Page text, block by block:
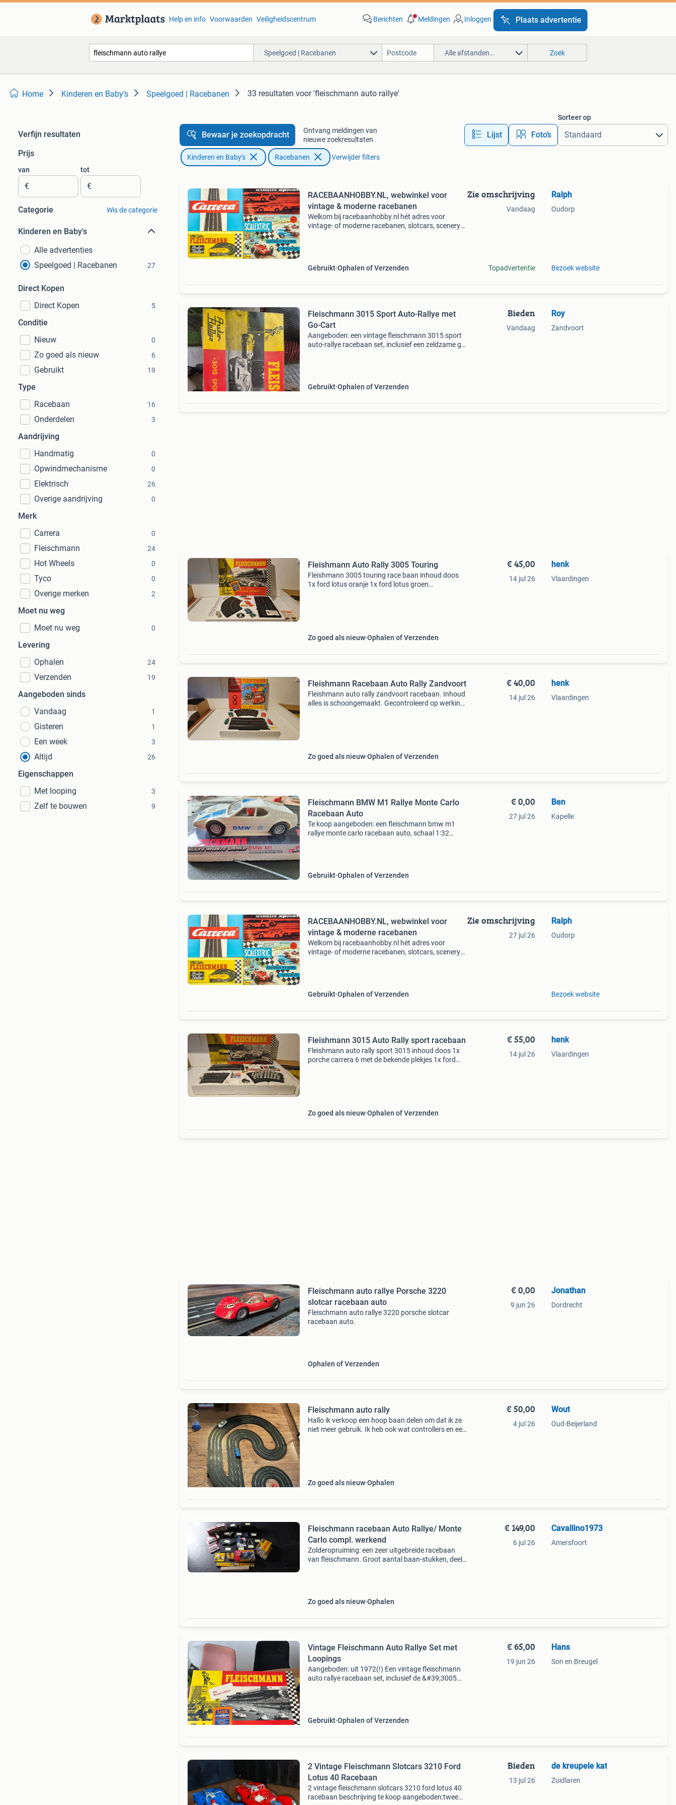
Help en info Voorwaarden Veiligheidscentrum Berichten Meldingen Inloggen Plaats advertentie
Speelgoed | Racebanen Alle afstanden… Zoek
Home Kinderen en Baby's Speelgoed | Racebanen 33 resultaten voor 'fleischmann auto rallye'
Verfijn resultaten
Prijs
van
€
tot
€
Categorie Wis de categorie
Kinderen en Baby's
Alle advertenties
Speelgoed | Racebanen
27
Direct Kopen
Direct Kopen
5
Conditie
Nieuw
0
Zo goed als nieuw 6
Gebruikt 19
Type
Racebaan
16
Onderdelen 3
Aandrijving
Handmatig
0
Opwindmechanisme 0
Elektrisch 26
Overige aandrijving 0
Merk
Carrera
0
Fleischmann 24
Hot Wheels 0
Tyco 0
Overige merken 2
Moet nu weg
Moet nu weg
0
Levering
Ophalen
24
Verzenden 19
Aangeboden sinds
Vandaag
1
Gisteren 1
Een week 3
Altijd 26
Eigenschappen
Met looping
3
Zelf te bouwen 9
Bewaar je zoekopdracht
Ontvang meldingen van
nieuwe zoekresultaten
Lijst Foto’s
Sorteer op
Kinderen en Baby's Racebanen Verwijder filters
RACEBAANHOBBY.NL, webwinkel voor
vintage & moderne racebanen
Welkom bij racebaanhobby.nl hét adres voor
vintage- of moderne racebanen, slotcars, scenery
Gebruikt Ophalen of Verzenden
Zie omschrijving
Vandaag
Topadvertentie
Ralph
Oudorp
Bezoek website
Fleischmann 3015 Sport Auto-Rallye met
Go-Cart
Aangeboden: een vintage fleischmann 3015 sport
auto-rallye racebaan set, inclusief een zeldzame go-
Gebruikt Ophalen of Verzenden
Bieden
Vandaag
Roy
Zandvoort
Fleishmann Auto Rally 3005 Touring
Fleishmann 3005 touring race baan inhoud doos
1x ford lotus oranje 1x ford lotus groen
Zo goed als nieuw Ophalen of Verzenden
€ 45,00
14 jul 26
henk
Vlaardingen
Fleishmann Racebaan Auto Rally Zandvoort
Fleishmann auto rally zandvoort racebaan. Inhoud
alles is schoongemaakt. Gecontroleerd op werking
Zo goed als nieuw Ophalen of Verzenden
€ 40,00
14 jul 26
henk
Vlaardingen
Fleischmann BMW M1 Rallye Monte Carlo
Racebaan Auto
Te koop aangeboden: een fleischmann bmw m1
rallye monte carlo racebaan auto, schaal 1:32
Gebruikt Ophalen of Verzenden
€ 0,00
27 jul 26
Ben
Kapelle
RACEBAANHOBBY.NL, webwinkel voor
vintage & moderne racebanen
Welkom bij racebaanhobby.nl hét adres voor
vintage- of moderne racebanen, slotcars, scenery
Gebruikt Ophalen of Verzenden
Zie omschrijving
27 jul 26
Ralph
Oudorp
Bezoek website
Fleishmann 3015 Auto Rally sport racebaan
Fleishmann auto rally sport 3015 inhoud doos 1x
porche carrera 6 met de bekende plekjes 1x ford
Zo goed als nieuw Ophalen of Verzenden
€ 55,00
14 jul 26
henk
Vlaardingen
Fleischmann auto rallye Porsche 3220
slotcar racebaan auto
Fleischmann auto rallye 3220 porsche slotcar
racebaan auto.
Ophalen of Verzenden
€ 0,00
9 jun 26
Jonathan
Dordrecht
Fleischmann auto rally
Hallo ik verkoop een hoop baan delen om dat ik ze
niet meer gebruik. Ik heb ook wat controllers en een
Zo goed als nieuw Ophalen
€ 50,00
4 jul 26
Wout
Oud-Beijerland
Fleischmann racebaan Auto Rallye/ Monte
Carlo compl. werkend
Zolderopruiming: een zeer uitgebreide racebaan
van fleischmann. Groot aantal baan-stukken, deels
Zo goed als nieuw Ophalen
€ 149,00
6 jul 26
Cavallino1973
Amersfoort
Vintage Fleischmann Auto Rallye Set met
Loopings
Aangeboden: uit 1972(!) Een vintage fleischmann
auto rallye racebaan set, inclusief de &#39;3005
Gebruikt Ophalen of Verzenden
€ 65,00
19 jun 26
Hans
Son en Breugel
2 Vintage Fleischmann Slotcars 3210 Ford
Lotus 40 Racebaan
2 vintage fleischmann slotcars 3210 ford lotus 40
racebaan beschrijving te koop aangeboden:twee
Bieden
13 jul 26
de kreupele kat
Zuidlaren